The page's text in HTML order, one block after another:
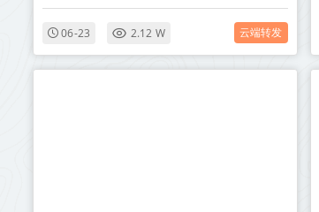
语音》
06-23 2.12 W 云端转发